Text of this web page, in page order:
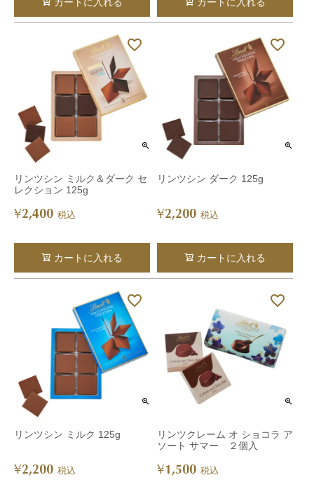
カートに入れる カートに入れる
リンツシン ミルク＆ダーク セ
レクション 125g
¥2,400 税込
カートに入れる
リンツシン ダーク 125g
¥2,200 税込
カートに入れる
リンツシン ミルク 125g
¥2,200 税込
リンツクレーム オ ショコラ ア
ソート サマー ２個入
¥1,500 税込